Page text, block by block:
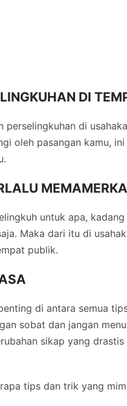
DI
perselingkuhan di
oleh pasangan kamu,
untuk apa,
Maka dari itu di
publik.
di antara semua
sobat dan jangan
sikap yang
tips dan trik yang